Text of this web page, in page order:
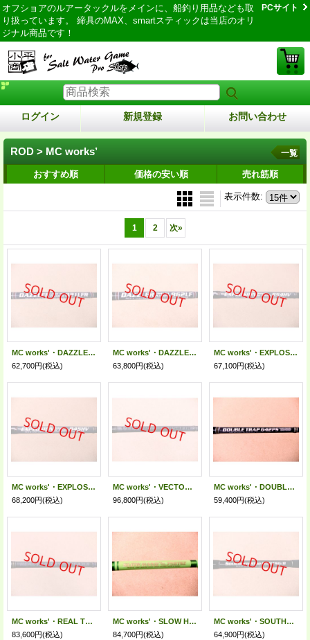
オフショアのルアータックルをメインに、船釣り用品なども取
り扱っています。 締具のMAX、smartスティックは当店のオリ
ジナル商品です！
PCサイト
ログイン 新規登録 お問い合わせ
ROD > MC works’ 一覧
おすすめ順 価格の安い順 売れ筋順
表示件数:
1 2 次»
MC works'・DAZZLER 821LFR SPECIAL MODEL
62,700円(税込)
MC works'・DAZZLER 862LF SPECIAL MODEL
63,800円(税込)
MC works'・EXPLOSION 854HV STANDARD MODEL
67,100円(税込)
MC works'・EXPLOSION 845HV STANDARD MODEL
68,200円(税込)
MC works'・VECTOR 854FTR SPECIAL MODEL
96,800円(税込)
MC works'・DOUBLE TRAP 642PS STANDARD MODEL
59,400円(税込)
MC works'・REAL TRACER 643LR 30th LIMITED MODEL
83,600円(税込)
MC works'・SLOW HAND 758TSZ ”ALL THAT TUNA” CUSTOM MODEL
84,700円(税込)
MC works'・SOUTHERN BLUE 608TSG(BAIT MODEL) STANDARD MODE
64,900円(税込)